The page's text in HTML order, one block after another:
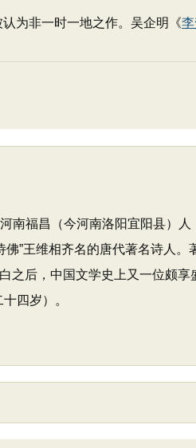
为非一时一地之作。吴企明《
南福昌（今河南洛阳宜阳县）
佛”王维相齐名的唐代著名诗
之后，中国文学史上又一位颇
四岁）。